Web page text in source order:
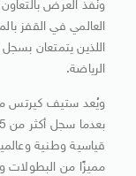
العالمي في القفز
اللذين يتمتعان
الرياضة.
ويُعد ستيف كيرتس من
قياسية وطنية
مميزًا من البطولات